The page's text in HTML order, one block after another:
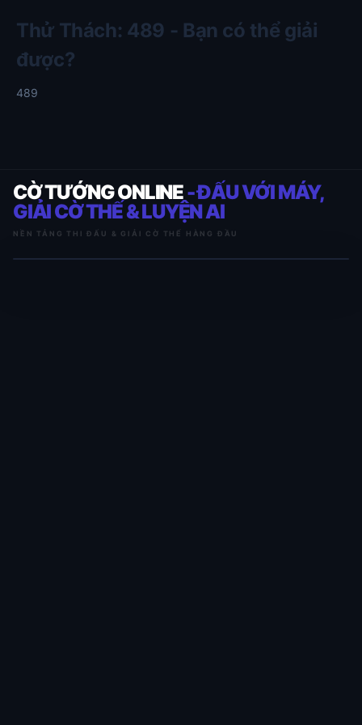
Thử Thách: 489 - Bạn có thể giải
được?
489
CỜ TƯỚNG ONLINE- ĐẤU VỚI MÁY,
GIẢI CỜ THẾ & LUYỆN AI
NỀN TẢNG THI ĐẤU & GIẢI CỜ THẾ HÀNG ĐẦU